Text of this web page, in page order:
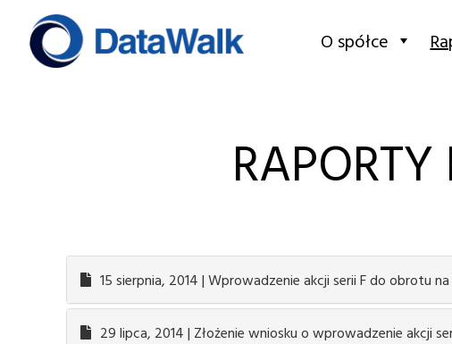
O spółce
15 sierpnia, 2014 | Wprowadzenie akcji serii F do obrotu
29 lipca, 2014 | Złożenie wniosku o wprowadzenie akcji